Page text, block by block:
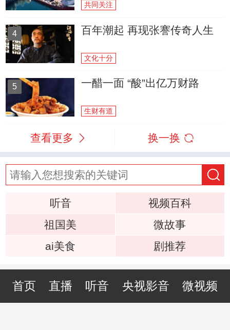
共同关注
4 百年潮起 再现张謇传奇人生
文化十分
5 一醋一面 “酸”出亿万财路
生财有道
查看更多 换一换
听音
视频百科
祖国美
微故事
ai美食
剧推荐
首页 直播 听音 央视影音 微视频